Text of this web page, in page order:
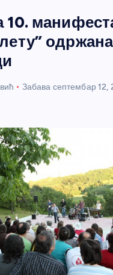
и
10.
Забава септембар 12,